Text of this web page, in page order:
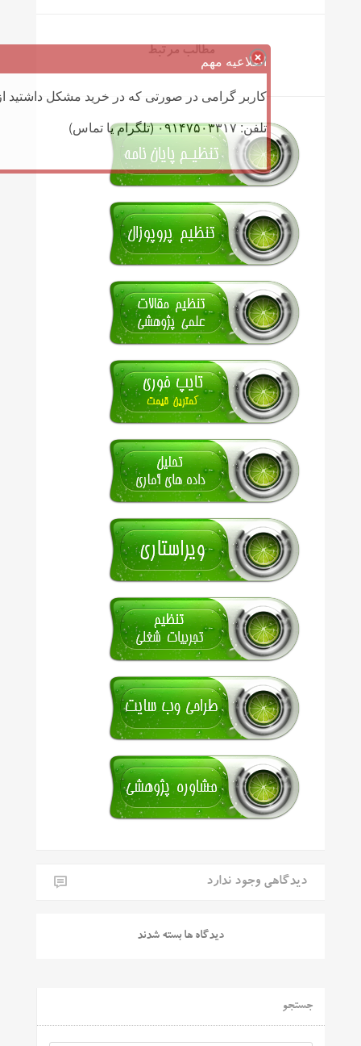
مطالب مرتبط
دیدگاهی وجود ندارد
دیدگاه ها بسته شدند
جستجو
اطلاعیه مهم
کاربر گرامی در صورتی که در خرید مشکل داشتید
تلفن: ۰۹۱۴۷۵۰۳۳۱۷ (تلگرام یا تماس)